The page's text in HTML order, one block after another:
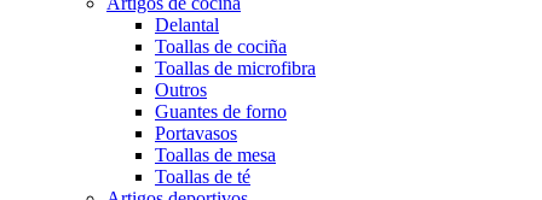
Delantal
Toallas de cociña
Toallas de microfibra
Outros
Guantes de forno
Portavasos
Toallas de mesa
Toallas de té